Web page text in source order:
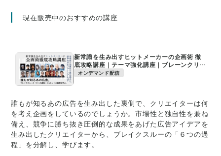
現在販売中のおすすめの講座
新常識を生み出すヒットメーカーの企画術 徹
底攻略講座｜テーマ強化講座｜ブレーンクリエ
イティブライブラリー
オンデマンド配信
誰もが知るあの広告を生み出した裏側で、クリエイターは何
を考え企画をしているのでしょうか。市場性と独自性を兼ね
備え、競争に勝ち抜き圧倒的な成果をあげた広告アイデアを
生み出したクリエイターから、ブレイクスルーの「６つの過
程」を分解し、学びます。